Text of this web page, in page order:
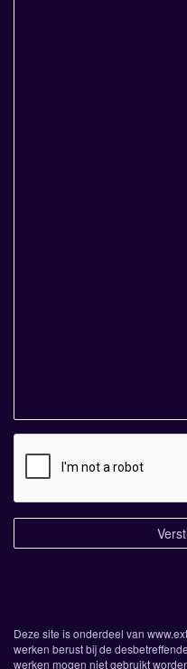
Deze site is onderdeel van
werken berust bij de
werken mogen niet gebruikt